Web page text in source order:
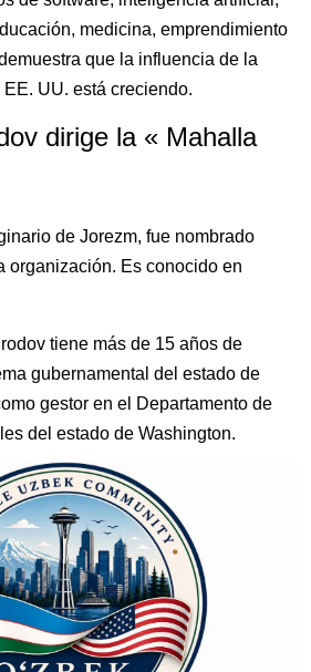
medicina, emprendimiento
que la influencia de la
UU. está creciendo.
dirige la « Mahalla
de Jorezm, fue nombrado
organización. Es conocido en
tiene más de 15 años de
gubernamental del estado de
gestor en el Departamento de
del estado de Washington.